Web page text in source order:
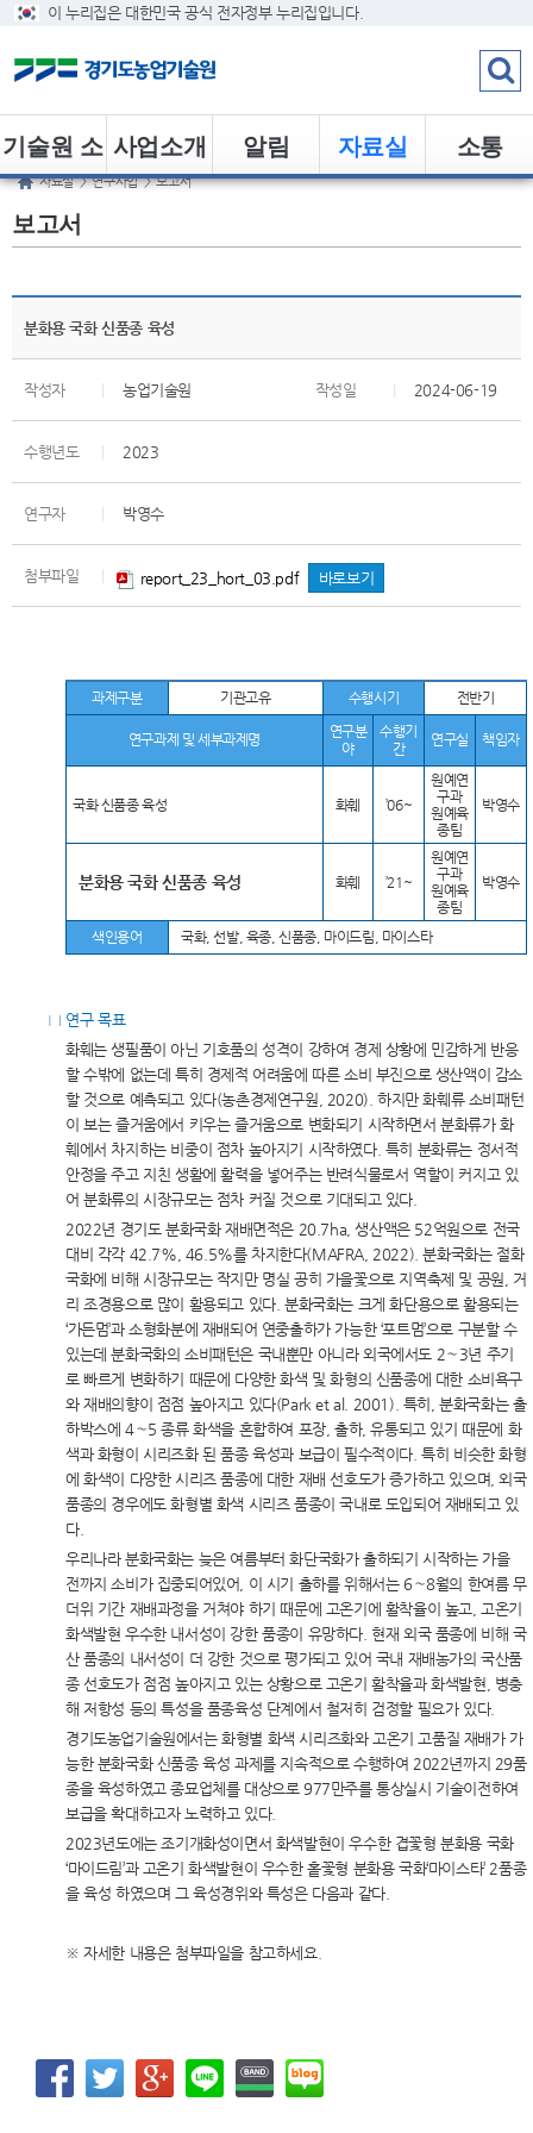
이 누리집은 대한민국 공식 전자정부 누리집입니다.
소통
자료실
알림
사업소개
기술원 소
자료실 > 연구사업 > 보고서
보고서
분화용 국화 신품종 육성
작성자 농업기술원 작성일 2024-06-19
수행년도 2023
연구자 박영수
첨부파일 report_23_hort_03.pdf 바로보기
과제구분 기관고유 수행시기 전반기
연구과제 및 세부과제명
연구분
야
수행기
간
연구실 책임자
국화 신품종 육성 화훼 ’06~
원예연
구과
원예육
종팀
박영수
분화용 국화 신품종 육성 화훼 ’21~
원예연
구과
원예육
종팀
박영수
색인용어 국화, 선발, 육종, 신품종, 마이드림, 마이스타
□ 연구 목표
화훼는 생필품이 아닌 기호품의 성격이 강하여 경제 상황에 민감하게 반응
할 수밖에 없는데 특히 경제적 어려움에 따른 소비 부진으로 생산액이 감소
할 것으로 예측되고 있다(농촌경제연구원, 2020). 하지만 화훼류 소비패턴
이 보는 즐거움에서 키우는 즐거움으로 변화되기 시작하면서 분화류가 화
훼에서 차지하는 비중이 점차 높아지기 시작하였다. 특히 분화류는 정서적
안정을 주고 지친 생활에 활력을 넣어주는 반려식물로서 역할이 커지고 있
어 분화류의 시장규모는 점차 커질 것으로 기대되고 있다.
2022년 경기도 분화국화 재배면적은 20.7ha, 생산액은 52억원으로 전국
대비 각각 42.7%, 46.5%를 차지한다(MAFRA, 2022). 분화국화는 절화
국화에 비해 시장규모는 작지만 명실 공히 가을꽃으로 지역축제 및 공원, 거
리 조경용으로 많이 활용되고 있다. 분화국화는 크게 화단용으로 활용되는
‘가든멈’과 소형화분에 재배되어 연중출하가 가능한 ‘포트멈’으로 구분할 수
있는데 분화국화의 소비패턴은 국내뿐만 아니라 외국에서도 2〜3년 주기
로 빠르게 변화하기 때문에 다양한 화색 및 화형의 신품종에 대한 소비욕구
와 재배의향이 점점 높아지고 있다(Park et al. 2001). 특히, 분화국화는 출
하박스에 4〜5 종류 화색을 혼합하여 포장, 출하, 유통되고 있기 때문에 화
색과 화형이 시리즈화 된 품종 육성과 보급이 필수적이다. 특히 비슷한 화형
에 화색이 다양한 시리즈 품종에 대한 재배 선호도가 증가하고 있으며, 외국
품종의 경우에도 화형별 화색 시리즈 품종이 국내로 도입되어 재배되고 있
다.
우리나라 분화국화는 늦은 여름부터 화단국화가 출하되기 시작하는 가을
전까지 소비가 집중되어있어, 이 시기 출하를 위해서는 6〜8월의 한여름 무
더위 기간 재배과정을 거쳐야 하기 때문에 고온기에 활착율이 높고, 고온기
화색발현 우수한 내서성이 강한 품종이 유망하다. 현재 외국 품종에 비해 국
산 품종의 내서성이 더 강한 것으로 평가되고 있어 국내 재배농가의 국산품
종 선호도가 점점 높아지고 있는 상황으로 고온기 활착율과 화색발현, 병충
해 저항성 등의 특성을 품종육성 단계에서 철저히 검정할 필요가 있다.
경기도농업기술원에서는 화형별 화색 시리즈화와 고온기 고품질 재배가 가
능한 분화국화 신품종 육성 과제를 지속적으로 수행하여 2022년까지 29품
종을 육성하였고 종묘업체를 대상으로 977만주를 통상실시 기술이전하여
보급을 확대하고자 노력하고 있다.
2023년도에는 조기개화성이면서 화색발현이 우수한 겹꽃형 분화용 국화
‘마이드림’과 고온기 화색발현이 우수한 홑꽃형 분화용 국화‘마이스타’ 2품종
을 육성 하였으며 그 육성경위와 특성은 다음과 같다.
※ 자세한 내용은 첨부파일을 참고하세요.